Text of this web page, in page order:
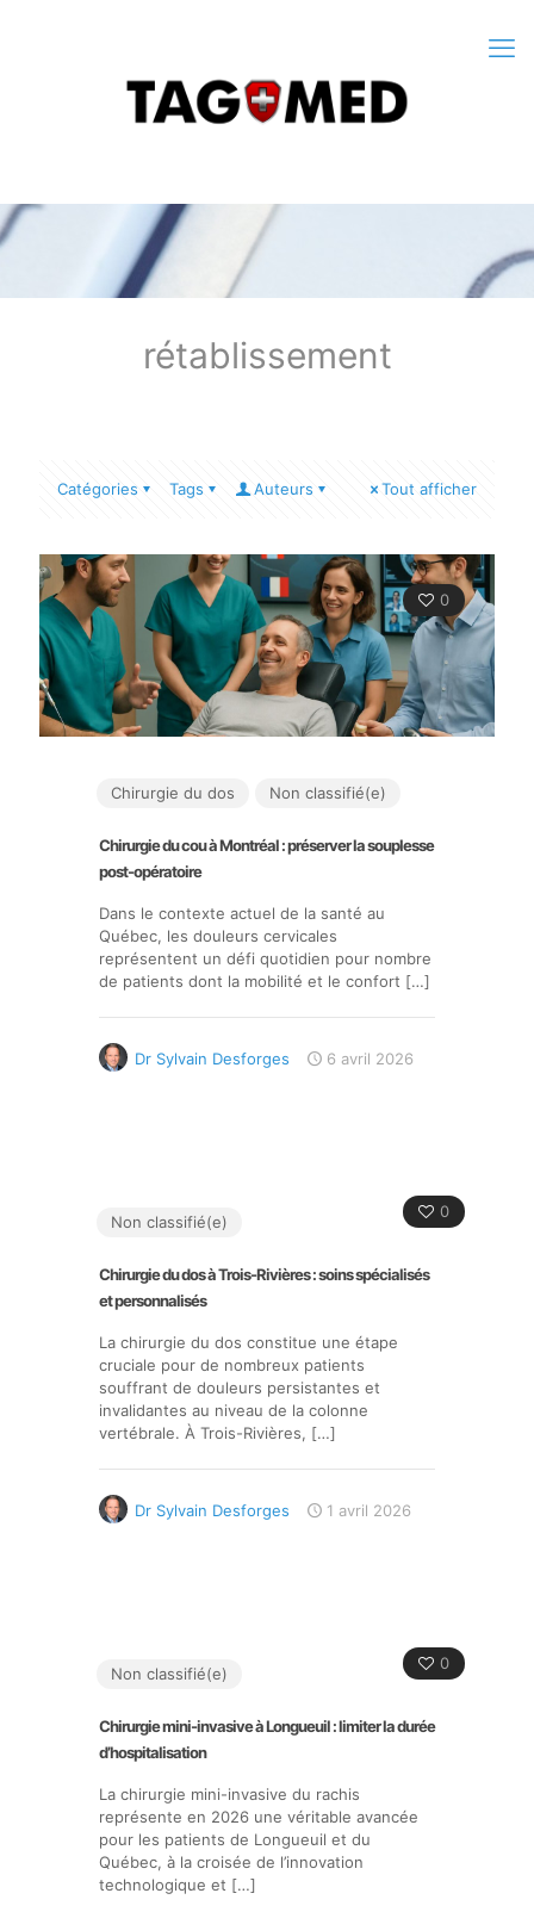
rétablissement
Catégories Tags Auteurs Tout afficher
0
Chirurgie du dos Non classifié(e)
Chirurgie du cou à Montréal : préserver la souplesse
post-opératoire
Dans le contexte actuel de la santé au
Québec, les douleurs cervicales
représentent un défi quotidien pour nombre
de patients dont la mobilité et le confort […]
Dr Sylvain Desforges 6 avril 2026
0
Non classifié(e)
Chirurgie du dos à Trois-Rivières : soins spécialisés
et personnalisés
La chirurgie du dos constitue une étape
cruciale pour de nombreux patients
souffrant de douleurs persistantes et
invalidantes au niveau de la colonne
vertébrale. À Trois-Rivières, […]
Dr Sylvain Desforges 1 avril 2026
0
Non classifié(e)
Chirurgie mini-invasive à Longueuil : limiter la durée
d’hospitalisation
La chirurgie mini-invasive du rachis
représente en 2026 une véritable avancée
pour les patients de Longueuil et du
Québec, à la croisée de l’innovation
technologique et […]